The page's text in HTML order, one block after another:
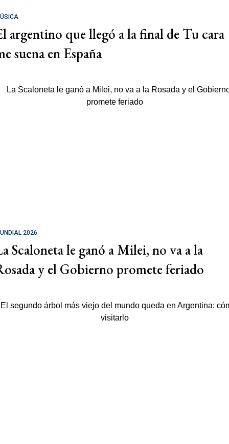
argentino que llegó a la final de Tu cara
suena en España
2026
Scaloneta le ganó a Milei, no va a la
y el Gobierno promete feriado